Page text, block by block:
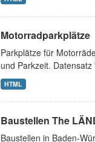
Motorradparkplätze
Parkplätze für
und Parkzeit.
HTML
Baustellen The
Baustellen in Baden-